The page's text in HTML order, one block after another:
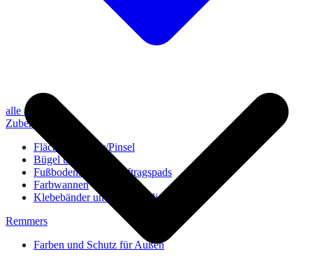
alle anzeigen
Zubehör
Flächenstreicher/Pinsel
Bügel und Rollen
Fußbodenbürsten/Auftragspads
Farbwannen
Klebebänder und Abdeckvlies
Remmers
Farben und Schutz für Außen